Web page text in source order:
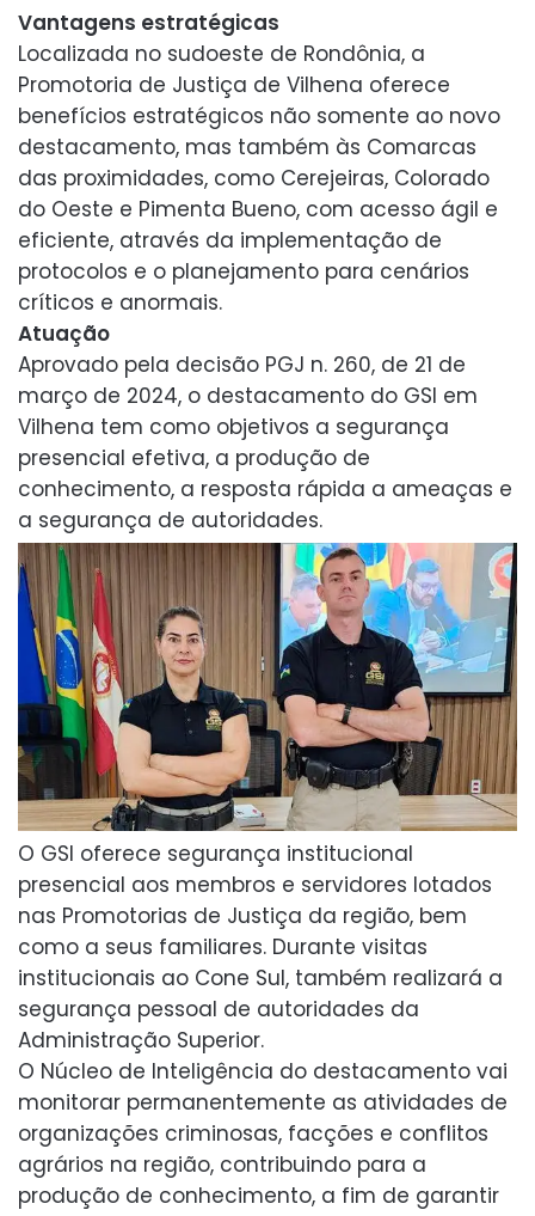
Vantagens estratégicas
Localizada no sudoeste de Rondônia, a
Promotoria de Justiça de Vilhena oferece
benefícios estratégicos não somente ao novo
destacamento, mas também às Comarcas
das proximidades, como Cerejeiras, Colorado
do Oeste e Pimenta Bueno, com acesso ágil e
eficiente, através da implementação de
protocolos e o planejamento para cenários
críticos e anormais.
Atuação
Aprovado pela decisão PGJ n. 260, de 21 de
março de 2024, o destacamento do GSI em
Vilhena tem como objetivos a segurança
presencial efetiva, a produção de
conhecimento, a resposta rápida a ameaças e
a segurança de autoridades.
O GSI oferece segurança institucional
presencial aos membros e servidores lotados
nas Promotorias de Justiça da região, bem
como a seus familiares. Durante visitas
institucionais ao Cone Sul, também realizará a
segurança pessoal de autoridades da
Administração Superior.
O Núcleo de Inteligência do destacamento vai
monitorar permanentemente as atividades de
organizações criminosas, facções e conflitos
agrários na região, contribuindo para a
produção de conhecimento, a fim de garantir